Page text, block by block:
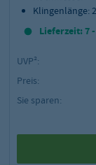
Klingenlänge:
Lieferzeit: 7
UVP²:
Preis:
Sie sparen: